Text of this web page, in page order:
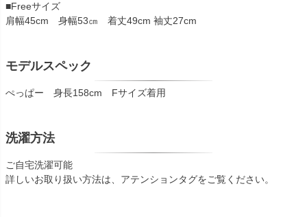
■Freeサイズ
肩幅45cm 身幅53㎝ 着丈49cm 袖丈27cm
モデルスペック
ぺっぱー 身長158cm Fサイズ着用
洗濯方法
ご自宅洗濯可能
詳しいお取り扱い方法は、アテンションタグをご覧ください。